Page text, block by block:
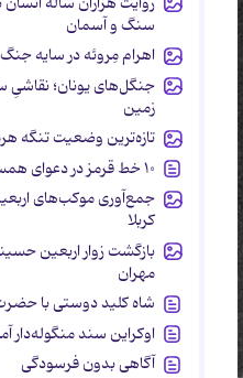
سنگ و آسمان
اهرام مِروئه در سایه
جنگل‌های یونان؛
زمین
تازه‌ترین وضعیت تنگه
۱۰ خط قرمز در دعوای همسران
جمع‌آوری موکب‌های
کربلا
بازگشت زوار اربعین
مهران
شاه کلید دوستی با
اوکراین سند منگوله‌دار
آگاهی بدون فرسودگی